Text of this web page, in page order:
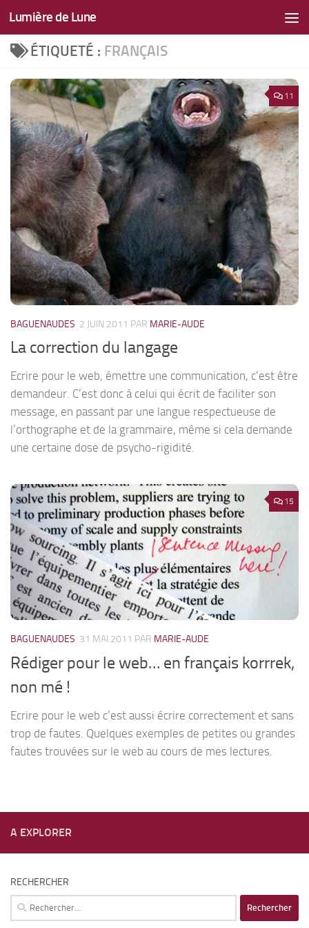
Skip to content
Lumière de Lune
ÉTIQUETÉ : FRANÇAIS
11
BAGUENAUDES 2 JUIN 2011 PAR MARIE-AUDE
La correction du langage
Ecrire pour le web, émettre une communication, c’est être
demandeur. C’est donc à celui qui écrit de faciliter son
message, en passant par une langue respectueuse de
l’orthographe et de la grammaire, même si cela demande
une certaine dose de psycho-rigidité.
15
BAGUENAUDES 31 MAI 2011 PAR MARIE-AUDE
Rédiger pour le web… en français korrrek,
non mé !
Ecrire pour le web c’est aussi écrire correctement et sans
trop de fautes. Quelques exemples de petites ou grandes
fautes trouvées sur le web au cours de mes lectures.
A EXPLORER
RECHERCHER
Rechercher :